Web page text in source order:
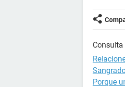
Porque